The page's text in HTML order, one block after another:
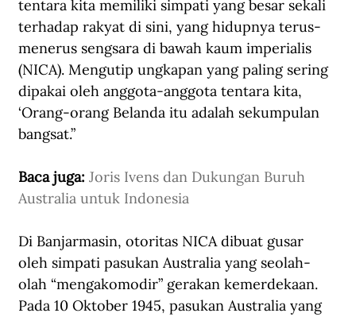
tentara kita memiliki simpati yang besar sekali
terhadap rakyat di sini, yang hidupnya terus-
menerus sengsara di bawah kaum imperialis
(NICA). Mengutip ungkapan yang paling sering
dipakai oleh anggota-anggota tentara kita,
‘Orang-orang Belanda itu adalah sekumpulan
bangsat.”
Baca juga: Joris Ivens dan Dukungan Buruh
Australia untuk Indonesia
Di Banjarmasin, otoritas NICA dibuat gusar
oleh simpati pasukan Australia yang seolah-
olah “mengakomodir” gerakan kemerdekaan.
Pada 10 Oktober 1945, pasukan Australia yang